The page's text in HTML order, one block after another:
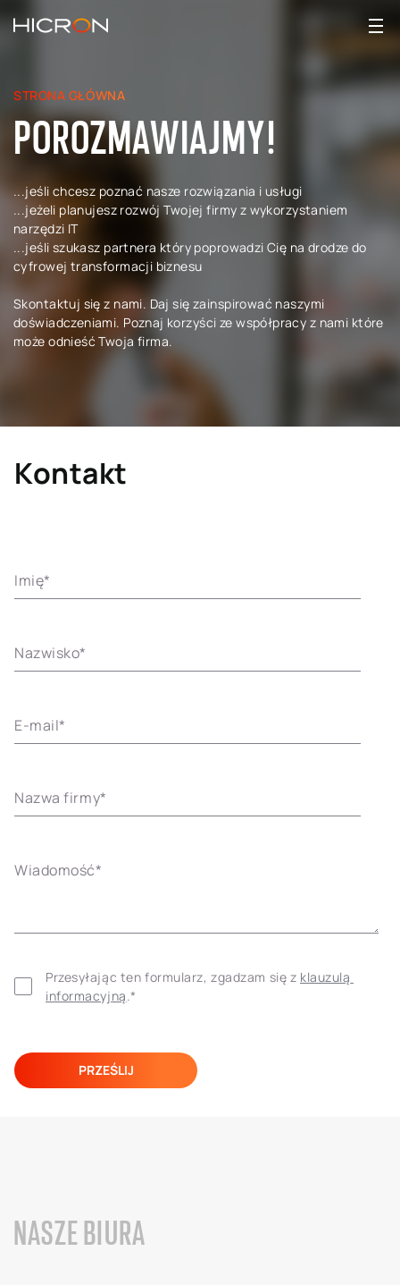
STRONA GŁÓWNA
POROZMAWIAJMY!
...jeśli chcesz poznać nasze rozwiązania i usługi
...jeżeli planujesz rozwój Twojej firmy z wykorzystaniem
narzędzi IT
...jeśli szukasz partnera który poprowadzi Cię na drodze do
cyfrowej transformacji biznesu
Skontaktuj się z nami. Daj się zainspirować naszymi
doświadczeniami. Poznaj korzyści ze współpracy z nami które
może odnieść Twoja firma.
Kontakt
Imię*
Nazwisko*
E-mail*
Nazwa firmy*
Wiadomość*
Przesyłając ten formularz, zgadzam się z klauzulą
informacyjną.*
NASZE BIURA